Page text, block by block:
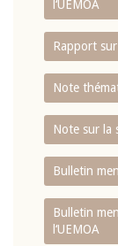
l‘UEMOA
Rapport
Note
Note sur la
Bulletin
Bulletin
l‘UEMOA